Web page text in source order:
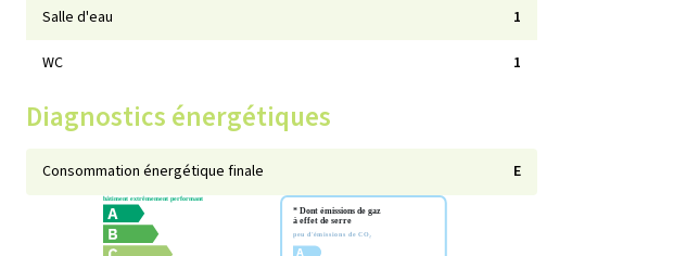
Salle d'eau 1
WC 1
Diagnostics énergétiques
Consommation énergétique finale E